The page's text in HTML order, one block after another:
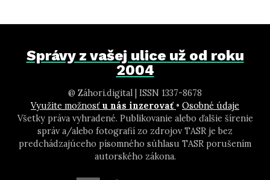
Správy z vašej ulice už od roku
2004
@ Záhori.digital | ISSN 1337-8678
Využite možnosť u nás inzerovať • Osobné údaje
Všetky práva vyhradené. Publikovanie alebo ďalšie šírenie
správ a/alebo fotografií zo zdrojov TASR je bez
predchádzajúceho písomného súhlasu TASR porušením
autorského zákona.